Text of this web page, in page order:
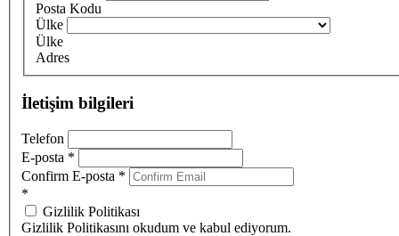
Posta Kodu
Ülke
Ülke
Adres
İletişim bilgileri
Telefon
E-posta *
Confirm E-posta *
*
Gizlilik Politikası
Gizlilik Politikasını okudum ve kabul ediyorum.